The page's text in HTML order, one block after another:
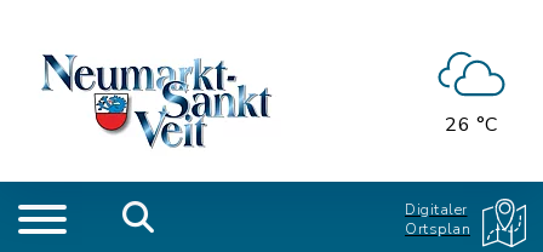
26 °C
Digitaler
Ortsplan